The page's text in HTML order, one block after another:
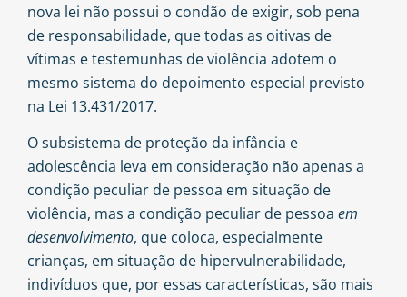
nova lei não possui o condão de exigir, sob pena
de responsabilidade, que todas as oitivas de
vítimas e testemunhas de violência adotem o
mesmo sistema do depoimento especial previsto
na Lei 13.431/2017.
O subsistema de proteção da infância e
adolescência leva em consideração não apenas a
condição peculiar de pessoa em situação de
violência, mas a condição peculiar de pessoa em
desenvolvimento, que coloca, especialmente
crianças, em situação de hipervulnerabilidade,
indivíduos que, por essas características, são mais